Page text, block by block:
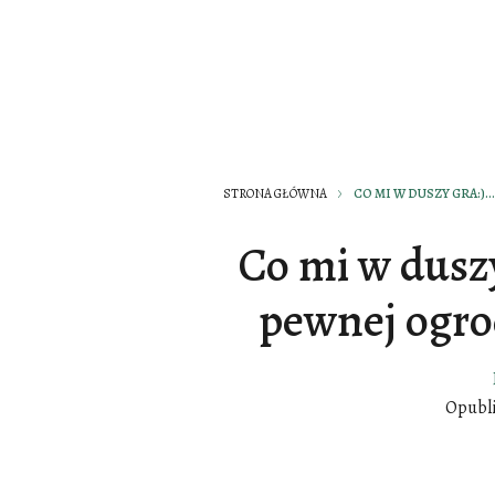
STRONA GŁÓWNA CO MI W DUSZY
Co mi w
pewnej